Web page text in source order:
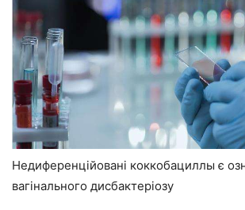
Недиференційовані коккобациллы є
вагінального дисбактеріозу